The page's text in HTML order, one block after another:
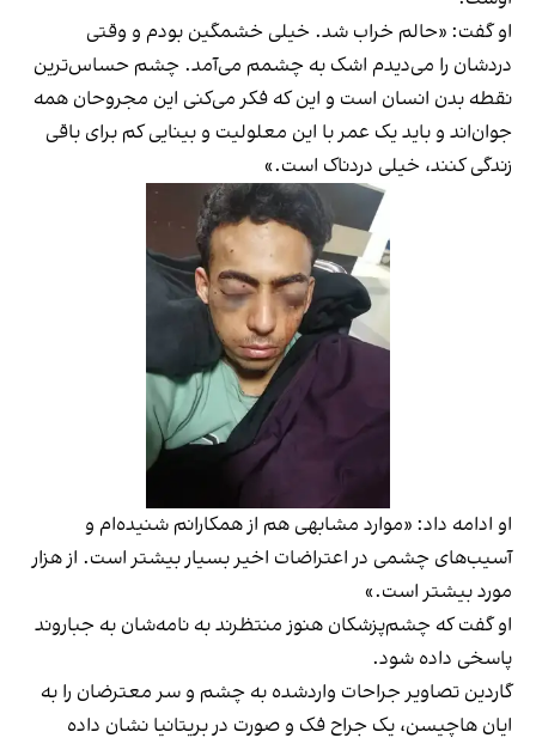
او گفت: «حالم خراب شد. خیلی خشمگین بودم و وقتی
دردشان را می‌دیدم اشک به چشمم می‌آمد. چشم حساس‌ترین
نقطه بدن انسان است و این که فکر می‌کنی این مجروحان همه
جوان‌اند و باید یک عمر با این معلولیت و بینایی کم برای باقی
زندگی کنند، خیلی دردناک است.»
او ادامه داد: «موارد مشابهی هم از همکارانم شنیده‌ام و
آسیب‌های چشمی در اعتراضات اخیر بسیار بیشتر است. از هزار
مورد بیشتر است.»
او گفت که چشم‌پزشکان هنوز منتظرند به نامه‌شان به جباروند
پاسخی داده شود.
گاردین تصاویر جراحات واردشده به چشم و سر معترضان را به
ایان هاچیسن، یک جراح فک و صورت در بریتانیا نشان داده